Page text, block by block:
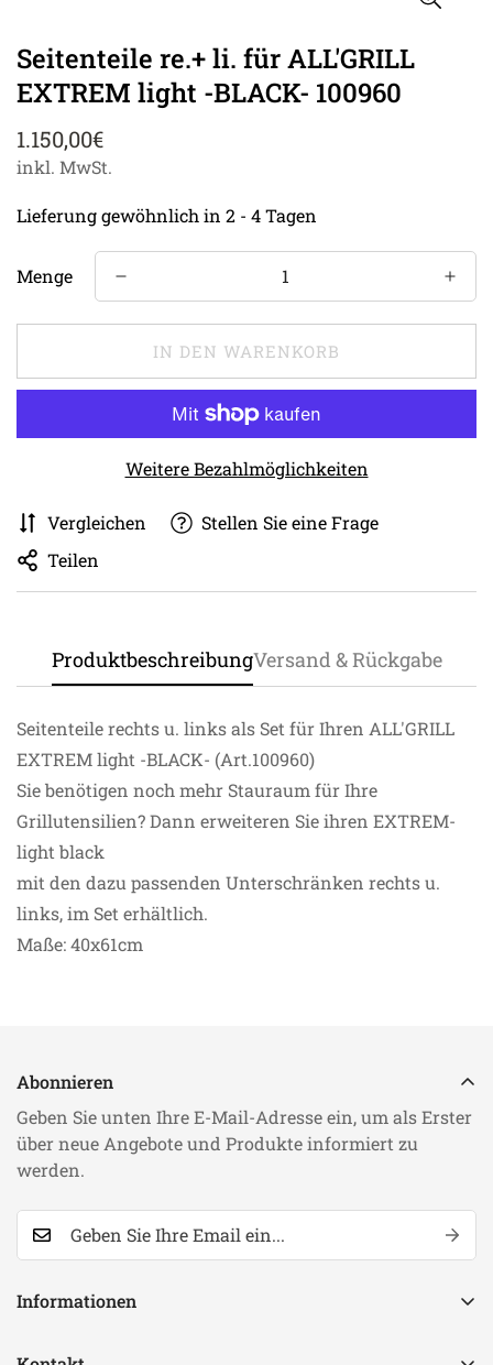
Seitenteile re.+ li. für ALL'GRILL
EXTREM light -BLACK- 100960
Regulärer
Preis
1.150,00€
inkl. MwSt.
Lieferung gewöhnlich in 2 - 4 Tagen
Menge
IN DEN WARENKORB
Weitere Bezahlmöglichkeiten
Vergleichen
Stellen Sie eine Frage
Teilen
ProduktbeschreibungVersand & Rückgabe
Seitenteile rechts u. links als Set für Ihren ALL'GRILL
EXTREM light -BLACK- (Art.100960)
Sie benötigen noch mehr Stauraum für Ihre
Grillutensilien? Dann erweiteren Sie ihren EXTREM-
light black
mit den dazu passenden Unterschränken rechts u.
links, im Set erhältlich.
Maße: 40x61cm
Abonnieren
Geben Sie unten Ihre E-Mail-Adresse ein, um als Erster
über neue Angebote und Produkte informiert zu
werden.
Informationen